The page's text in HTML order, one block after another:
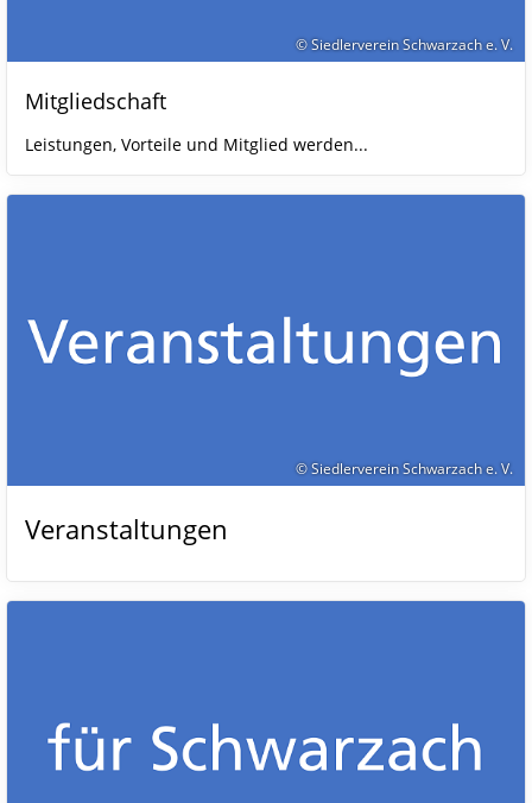
© Siedlerverein Schwarzach e. V.
Mitgliedschaft
Leistungen, Vorteile und Mitglied werden...
© Siedlerverein Schwarzach e. V.
Veranstaltungen